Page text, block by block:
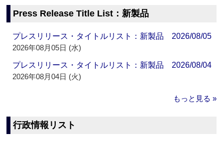
Press Release Title List：新製品
プレスリリース・タイトルリスト：新製品 2026/08/05
2026年08月05日 (水)
プレスリリース・タイトルリスト：新製品 2026/08/04
2026年08月04日 (火)
もっと見る »
行政情報リスト